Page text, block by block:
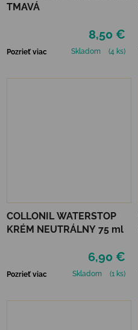
TMAVÁ
8,50 €
Pozrieť viac Skladom (4 ks)
COLLONIL WATERSTOP
KRÉM NEUTRÁLNY 75 ml
6,90 €
Pozrieť viac Skladom (1 ks)